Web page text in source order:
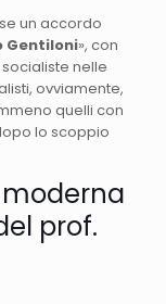
un accordo
Gentiloni», con
nelle
ovviamente,
quelli con
lo scoppio
moderna
prof.